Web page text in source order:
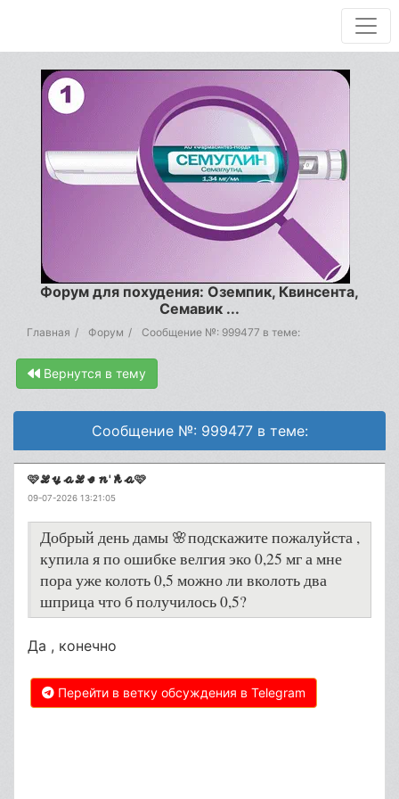
Форум для похудения: Оземпик, Квинсента,
Семавик ...
Главная Форум Сообщение №: 999477 в теме:
Вернутся в тему
Сообщение №: 999477 в теме:
🩷𝓛𝔂𝓪𝓛𝓮𝓷'𝓴𝓪🩷
09-07-2026 13:21:05
Добрый день дамы 🌸подскажите пожалуйста ,
купила я по ошибке велгия эко 0,25 мг а мне
пора уже колоть 0,5 можно ли вколоть два
шприца что б получилось 0,5?
Да , конечно
Перейти в ветку обсуждения в Telegram